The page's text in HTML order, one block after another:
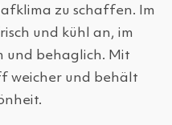
zu schaffen. Im
und kühl an, im
und behaglich. Mit
weicher und behält